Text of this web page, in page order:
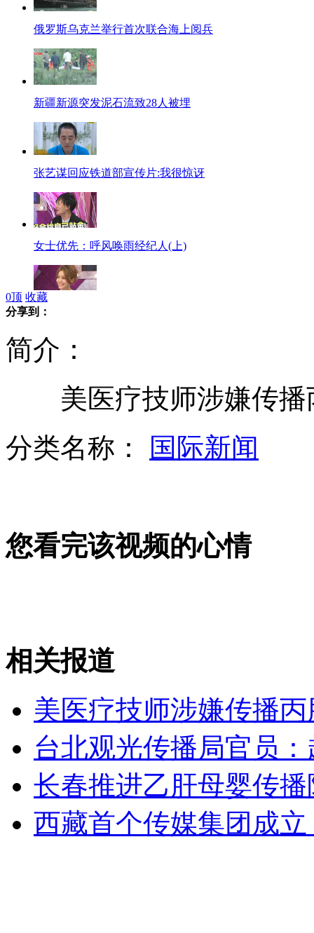
俄罗斯乌克兰举行首次联合海上阅兵
新疆新源突发泥石流致28人被埋
张艺谋回应铁道部宣传片:我很惊讶
女士优先：呼风唤雨经纪人(上)
女士优先：分手大讲堂(上)
韩国发起"全国看报纸运动"
伦敦奥运主火炬一度熄灭
山西运城恶犬咬伤多人 警民合力深夜将其击毙
0顶 收藏
分享到：
简介：
美医疗技师涉嫌传播
分类名称：
国际新闻
您看完该视频的心情
相关报道
美医疗技师涉嫌传播
台北观光传播局官员
长春推进乙肝母婴传
西藏首个传媒集团成